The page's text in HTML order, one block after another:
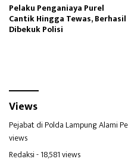
Pelaku Penganiaya Purel
Cantik Hingga Tewas, Berhasil
Dibekuk Polisi
Views
Pejabat di Polda Lampung Alami
views
Redaksi- 18,581 views